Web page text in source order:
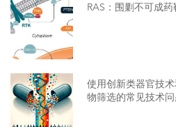
RAS：围剿不可成药
使用创新类器官技
物筛选的常见技术